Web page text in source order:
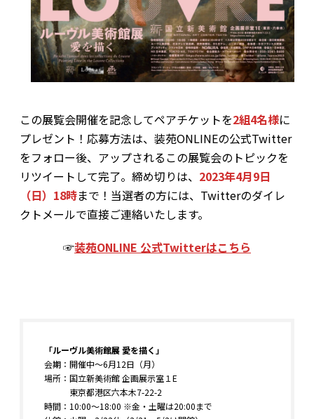
この展覧会開催を記念してペアチケットを2組4名様に
プレゼント！応募方法は、装苑ONLINEの公式Twitter
をフォロー後、アップされるこの展覧会のトピックを
リツイートして完了。締め切りは、 2023年4月9日
（日）18時まで！当選者の方には、Twitterのダイレ
クトメールで直接ご連絡いたします。
☞装苑ONLINE 公式Twitterはこちら
「ルーヴル美術館展 愛を描く」
会期：開催中〜6月12日（月）
場所：国立新美術館 企画展示室１E
東京都港区六本木7-22-2
時間：10:00〜18:00 ※金・土曜は20:00まで